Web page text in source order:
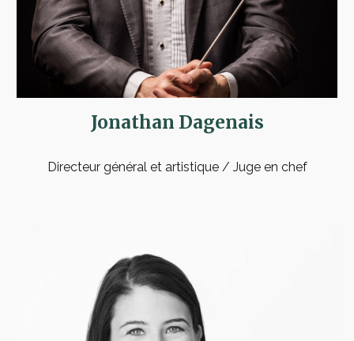
Jonathan Dagenais
Directeur général et artistique / Juge en chef